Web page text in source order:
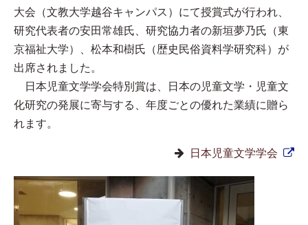
大会（文教大学越谷キャンパス）にて授賞式が行われ、
研究代表者の安田常雄氏、研究協力者の新垣夢乃氏（東
京福祉大学）、松本和樹氏（歴史民俗資料学研究科）が
出席されました。
日本児童文学学会特別賞は、日本の児童文学・児童文
化研究の発展に寄与する、年度ごとの優れた業績に贈ら
れます。
日本児童文学学会